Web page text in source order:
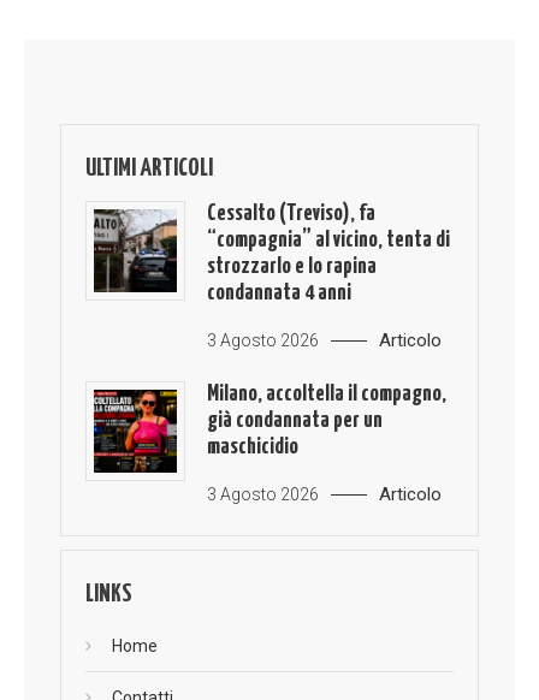
ULTIMI ARTICOLI
Cessalto (Treviso), fa
“compagnia” al vicino, tenta di
strozzarlo e lo rapina
condannata 4 anni
3 Agosto 2026 Articolo
Milano, accoltella il compagno,
già condannata per un
maschicidio
3 Agosto 2026 Articolo
LINKS
Home